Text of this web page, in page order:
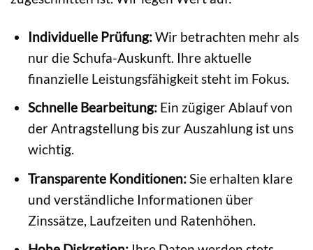
Individuelle Prüfung:Wir betrachten mehr als
nur die Schufa-Auskunft. Ihre aktuelle
finanzielle Leistungsfähigkeit steht im Fokus.
Schnelle Bearbeitung:Ein zügiger Ablauf von
der Antragstellung bis zur Auszahlung ist uns
wichtig.
Transparente Konditionen:Sie erhalten klare
und verständliche Informationen über
Zinssätze, Laufzeiten und Ratenhöhen.